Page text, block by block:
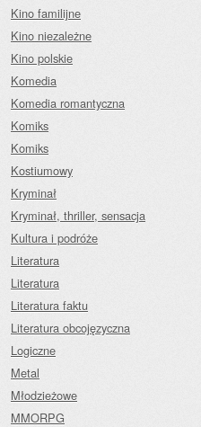
Kino familijne
Kino niezależne
Kino polskie
Komedia
Komedia romantyczna
Komiks
Komiks
Kostiumowy
Kryminał
Kryminał, thriller, sensacja
Kultura i podróże
Literatura
Literatura
Literatura faktu
Literatura obcojęzyczna
Logiczne
Metal
Młodzieżowe
MMORPG